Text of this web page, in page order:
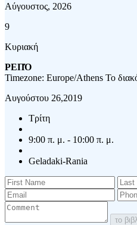
Αύγουστος, 2026
9
Κυριακή
ΡΕΠΌ
Timezone: Europe/Athens Το
Αυγούστου 26,2019
Τρίτη
9:00 π. μ. - 10:00 π. μ.
Geladaki-Rania
το